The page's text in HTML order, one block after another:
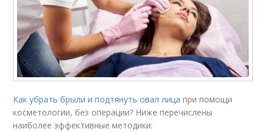
Как убрать брыли и подтянуть овал лица при помощи
косметологии, без операции? Ниже перечислены
наиболее эффективные методики: